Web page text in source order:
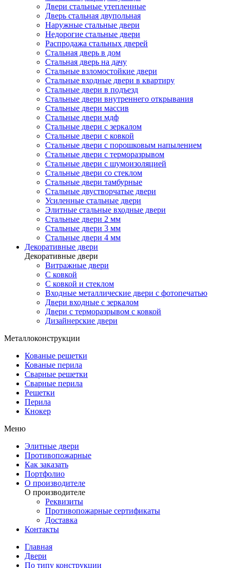
Двери стальные утепленные
Дверь стальная двупольная
Наружные стальные двери
Недорогие стальные двери
Распродажа стальных дверей
Стальная дверь в дом
Стальная дверь на дачу
Стальные взломостойкие двери
Стальные входные двери в квартиру
Стальные двери в подъезд
Стальные двери внутреннего открывания
Стальные двери массив
Стальные двери мдф
Стальные двери с зеркалом
Стальные двери с ковкой
Стальные двери с порошковым напылением
Стальные двери с терморазрывом
Стальные двери с шумоизоляцией
Стальные двери со стеклом
Стальные двери тамбурные
Стальные двустворчатые двери
Усиленные стальные двери
Элитные стальные входные двери
Стальные двери 2 мм
Стальные двери 3 мм
Стальные двери 4 мм
Декоративные двери
Декоративные двери
Витражные двери
С ковкой
С ковкой и стеклом
Входные металлические двери с фотопечатью
Двери входные с зеркалом
Двери с терморазрывом с ковкой
Дизайнерские двери
Металлоконструкции
Кованые решетки
Кованые перила
Сварные решетки
Сварные перила
Решетки
Перила
Кнокер
Меню
Элитные двери
Противопожарные
Как заказать
Портфолио
О производителе
О производителе
Реквизиты
Противопожарные сертификаты
Доставка
Контакты
Главная
Двери
По типу конструкции